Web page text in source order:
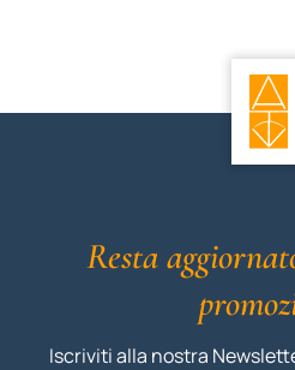
Resta
Iscriviti alla nostra